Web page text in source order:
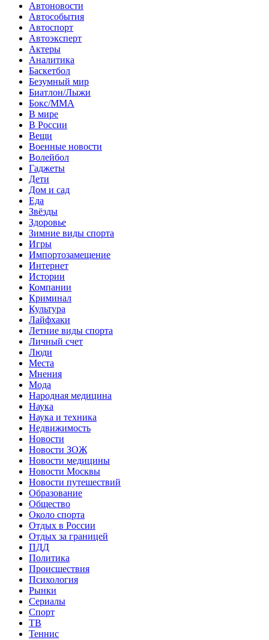
Автоновости
Автособытия
Автоспорт
Автоэксперт
Актеры
Аналитика
Баскетбол
Безумный мир
Биатлон/Лыжи
Бокс/MMA
В мире
В России
Вещи
Военные новости
Волейбол
Гаджеты
Дети
Дом и сад
Еда
Звёзды
Здоровье
Зимние виды спорта
Игры
Импортозамещение
Интернет
Истории
Компании
Криминал
Культура
Лайфхаки
Летние виды спорта
Личный счет
Люди
Места
Мнения
Мода
Народная медицина
Наука
Наука и техника
Недвижимость
Новости
Новости ЗОЖ
Новости медицины
Новости Москвы
Новости путешествий
Образование
Общество
Около спорта
Отдых в России
Отдых за границей
ПДД
Политика
Происшествия
Психология
Рынки
Сериалы
Спорт
ТВ
Теннис